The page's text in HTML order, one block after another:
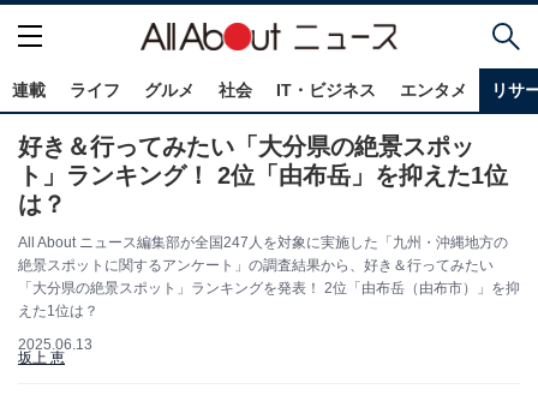
連載 ライフ グルメ 社会 IT・ビジネス エンタメ リサ
好き＆行ってみたい「大分県の絶景スポッ
ト」ランキング！ 2位「由布岳」を抑えた1位
は？
All About ニュース編集部が全国247人を対象に実施した「九州・沖縄地方の
絶景スポットに関するアンケート」の調査結果から、好き＆行ってみたい
「大分県の絶景スポット」ランキングを発表！ 2位「由布岳（由布市）」を抑
えた1位は？
2025.06.13
坂上 恵